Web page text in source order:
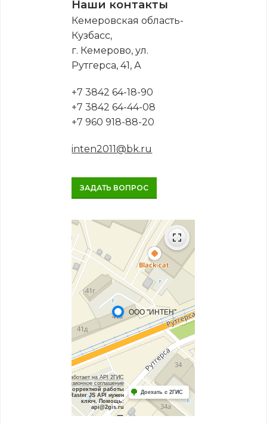
Наши контакты
Кемеровская область-
Кузбасс,
г. Кемерово, ул.
Рутгерса, 41, А
+7 3842 64-18-90
+7 3842 64-44-08
+7 960 918-88-20
inten2011@bk.ru
ЗАДАТЬ ВОПРОС